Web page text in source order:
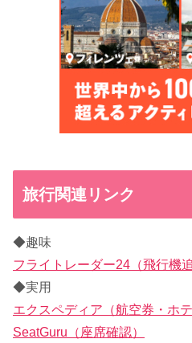
旅行関連リンク
◆趣味
フライトレーダー24（飛行機追
◆実用
エクスペディア（航空券・ホテ
SeatGuru（座席確認）